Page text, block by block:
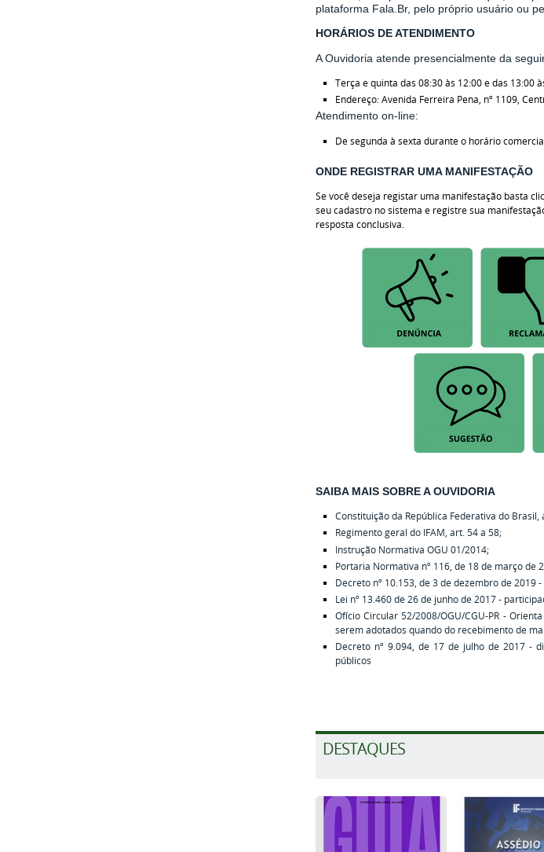
plataforma Fala.Br, pelo próprio usuário ou
HORÁRIOS DE ATENDIMENTO
A Ouvidoria atende presencialmente da
Terça e quinta das 08:30 às 12:00 e das 13:00
Endereço: Avenida Ferreira Pena, nº 1109,
Atendimento on-line:
De segunda à sexta durante o horário
ONDE REGISTRAR UMA MANIFESTAÇÃO
Se você deseja registar uma manifestação basta
seu cadastro no sistema e registre sua
resposta conclusiva.
SAIBA MAIS SOBRE A OUVIDORIA
Constituição da República Federativa do Brasil,
Regimento geral do IFAM, art. 54 a 58;
Instrução Normativa OGU 01/2014;
Portaria Normativa nº 116, de 18 de março de
Decreto nº 10.153, de 3 de dezembro de 2019
Lei nº 13.460 de 26 de junho de 2017 -
Ofício Circular 52/2008/OGU/CGU-PR -
serem adotados quando do recebimento de
Decreto nº 9.094, de 17 de julho de 2017 -
públicos
DESTAQUES